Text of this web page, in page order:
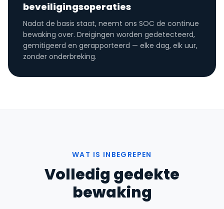
beveiligingsoperaties
Nadat de basis staat, neemt ons SOC de continue
bewaking over. Dreigingen worden gedetecteerd,
gemitigeerd en gerapporteerd — elke dag, elk uur,
zonder onderbreking.
WAT IS INBEGREPEN
Volledig gedekte
bewaking